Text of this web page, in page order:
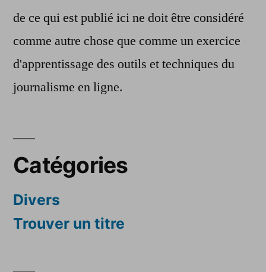
de ce qui est publié ici ne doit être considéré
comme autre chose que comme un exercice
d'apprentissage des outils et techniques du
journalisme en ligne.
Catégories
Divers
Trouver un titre